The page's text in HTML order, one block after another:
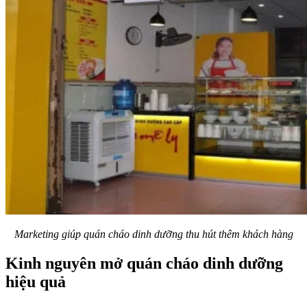
Marketing giúp quán cháo dinh dưỡng thu hút thêm khách hàng
Kinh nguyên mở quán cháo dinh dưỡng
hiệu quả